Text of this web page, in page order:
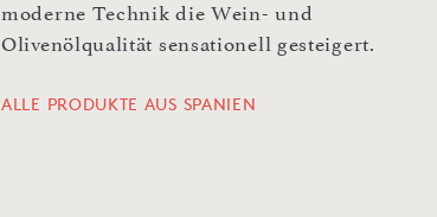
moderne Technik die Wein- und
Olivenölqualität sensationell gesteigert.
ALLE PRODUKTE AUS SPANIEN